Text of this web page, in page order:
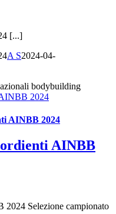
[...]
A S2024-04-
2024
AINBB 2024
AINBB
Selezione campionato